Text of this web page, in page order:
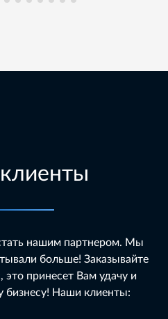
нашим партнером. Мы
больше! Заказывайте
это принесет Вам удачу и
бизнесу! Наши клиенты: